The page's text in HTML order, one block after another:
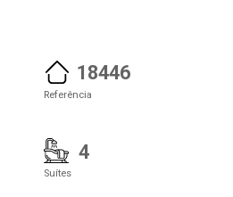
18446
Referência
4
Suítes